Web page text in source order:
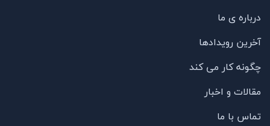
درباره ی ما
آخرین رویدادها
چگونه کار می کند
مقالات و اخبار
تماس با ما